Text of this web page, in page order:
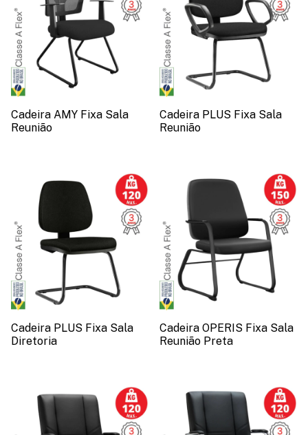
Cadeira AMY Fixa Sala
Reunião
Cadeira PLUS Fixa Sala
Reunião
Cadeira PLUS Fixa Sala
Diretoria
Cadeira OPERIS Fixa Sala
Reunião Preta